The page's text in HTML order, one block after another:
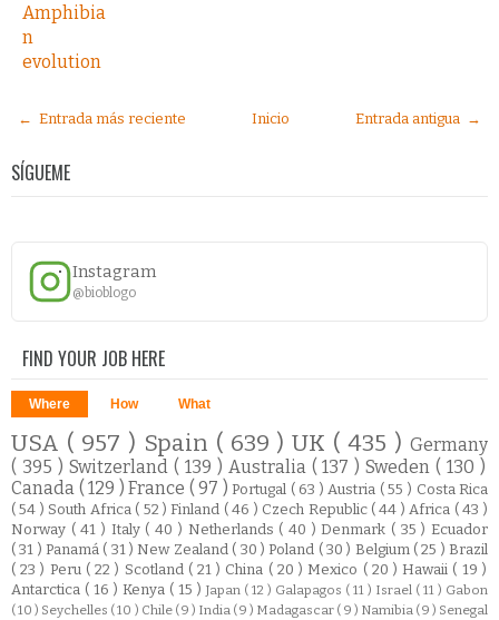
Amphibia
n
evolution
← Entrada más reciente Entrada antigua →
Inicio
SÍGUEME
Instagram
@bioblogo
FIND YOUR JOB HERE
Where How What
USA ( 957 ) Spain ( 639 )UK ( 435 )Germany
( 395 ) Switzerland ( 139 ) Australia ( 137 )Sweden( 130 )
Canada ( 129 )France ( 97 )Portugal ( 63 ) Austria ( 55 ) Costa Rica
( 54 ) South Africa ( 52 )Finland ( 46 ) Czech Republic ( 44 ) Africa ( 43 )
Norway ( 41 ) Italy ( 40 ) Netherlands ( 40 )Denmark ( 35 ) Ecuador
( 31 )Panamá ( 31 ) New Zealand ( 30 )Poland ( 30 ) Belgium ( 25 )Brazil
( 23 ) Peru ( 22 ) Scotland ( 21 ) China ( 20 ) Mexico ( 20 )Hawaii ( 19 )
Antarctica ( 16 ) Kenya ( 15 ) Japan ( 12 ) Galapagos ( 11 ) Israel ( 11 ) Gabon
( 10 ) Seychelles ( 10 ) Chile ( 9 ) India ( 9 ) Madagascar ( 9 ) Namibia ( 9 ) Senegal